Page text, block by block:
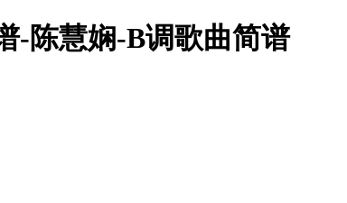
-陈慧娴-B调歌曲简谱